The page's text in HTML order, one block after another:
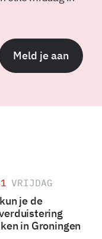
Meld je aan
VRIJDAG
je de
in Groningen